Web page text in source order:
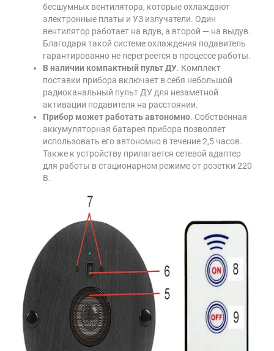
бесшумных вентилятора, которые охлаждают
электронные платы и УЗ излучатели. Один
вентилятор работает на вдув, а второй — на выдув.
Благодаря такой системе охлаждения подавитель
гарантированно не перегреется в процессе работы.
В наличии компактный пульт ДУ. Комплект
поставки прибора включает в себя небольшой
радиоканальный пульт ДУ для незаметной
активации подавителя на расстоянии.
Прибор может работать автономно. Собственная
аккумуляторная батарея прибора позволяет
использовать его автономно в течение 2,5 часов.
Также к устройству прилагается сетевой адаптер
для работы в стационарном режиме от розетки 220
В.